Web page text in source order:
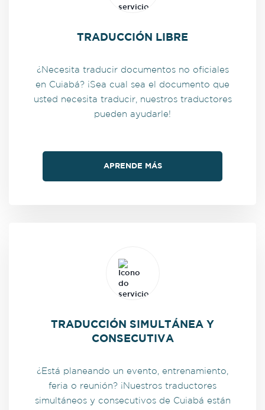
TRADUCCIÓN LIBRE
¿Necesita traducir documentos no oficiales
en Cuiabá? ¡Sea cual sea el documento que
usted necesita traducir, nuestros traductores
pueden ayudarle!
APRENDE MÁS
TRADUCCIÓN SIMULTÁNEA Y
CONSECUTIVA
¿Está planeando un evento, entrenamiento,
feria o reunión? ¡Nuestros traductores
simultáneos y consecutivos de Cuiabá están